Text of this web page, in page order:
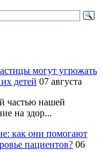
могут угрожать
детей 07 августа
частью нашей
на здор...
как они помогают
пациентов? 06